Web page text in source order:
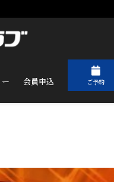
会員申込 ご予約